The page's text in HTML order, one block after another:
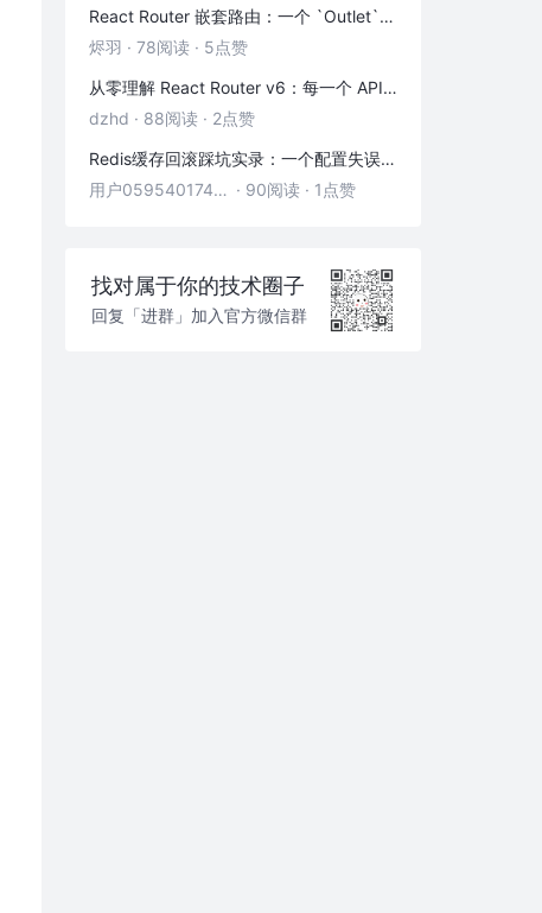
React Router 嵌套路由：一个 `Outlet` 引发的布局思考
烬羽 · 78阅读 · 5点赞
从零理解 React Router v6：每一个 API 都是怎么工作的
dzhd · 88阅读 · 2点赞
Redis缓存回滚踩坑实录：一个配置失误，让我在凌晨3点丢了3000条数据
用户05954017446 · 90阅读 · 1点赞
找对属于你的技术圈子
回复「进群」加入官方微信群